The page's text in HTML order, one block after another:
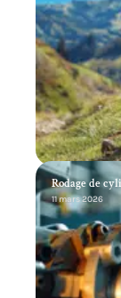
Rodage de
11 mars 2026